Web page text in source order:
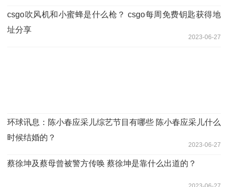
csgo吹风机和小蜜蜂是什么枪？ csgo每周免费钥匙获得地
址分享
2023-06-27
环球讯息：陈小春应采儿综艺节目有哪些 陈小春应采儿什么
时候结婚的？
2023-06-27
蔡徐坤及蔡母曾被警方传唤 蔡徐坤是靠什么出道的？